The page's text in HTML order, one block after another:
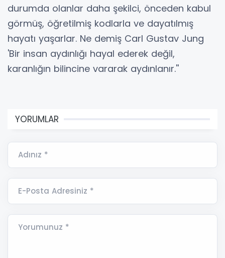
durumda olanlar daha şekilci, önceden kabul
görmüş, öğretilmiş kodlarla ve dayatılmış
hayatı yaşarlar. Ne demiş Carl Gustav Jung
'Bir insan aydınlığı hayal ederek değil,
karanlığın bilincine vararak aydınlanır.''
YORUMLAR
Adınız *
E-Posta Adresiniz *
Yorumunuz *